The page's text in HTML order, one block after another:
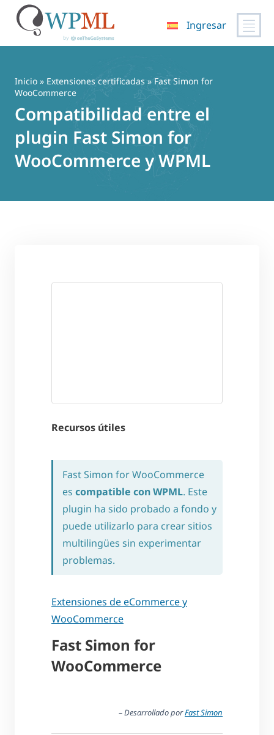
contenido
Ingresar
Inicio » Extensiones certificadas » Fast Simon for
WooCommerce
Compatibilidad entre el
plugin Fast Simon for
WooCommerce y WPML
Recursos útiles
Fast Simon for WooCommerce
es compatible con WPML. Este
plugin ha sido probado a fondo y
puede utilizarlo para crear sitios
multilingües sin experimentar
problemas.
Extensiones de eCommerce y
WooCommerce
Fast Simon for
WooCommerce
– Desarrollado porFast Simon